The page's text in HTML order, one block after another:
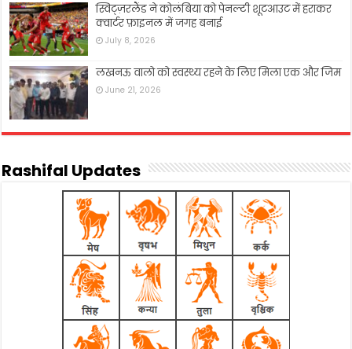
स्विट्ज़रलैंड ने कोलंबिया को पेनल्टी शूटआउट में हराकर
क्वार्टर फ़ाइनल में जगह बनाई
July 8, 2026
लखनऊ वालो को स्वस्थ्य रहने के लिए मिला एक और जिम
June 21, 2026
Rashifal Updates